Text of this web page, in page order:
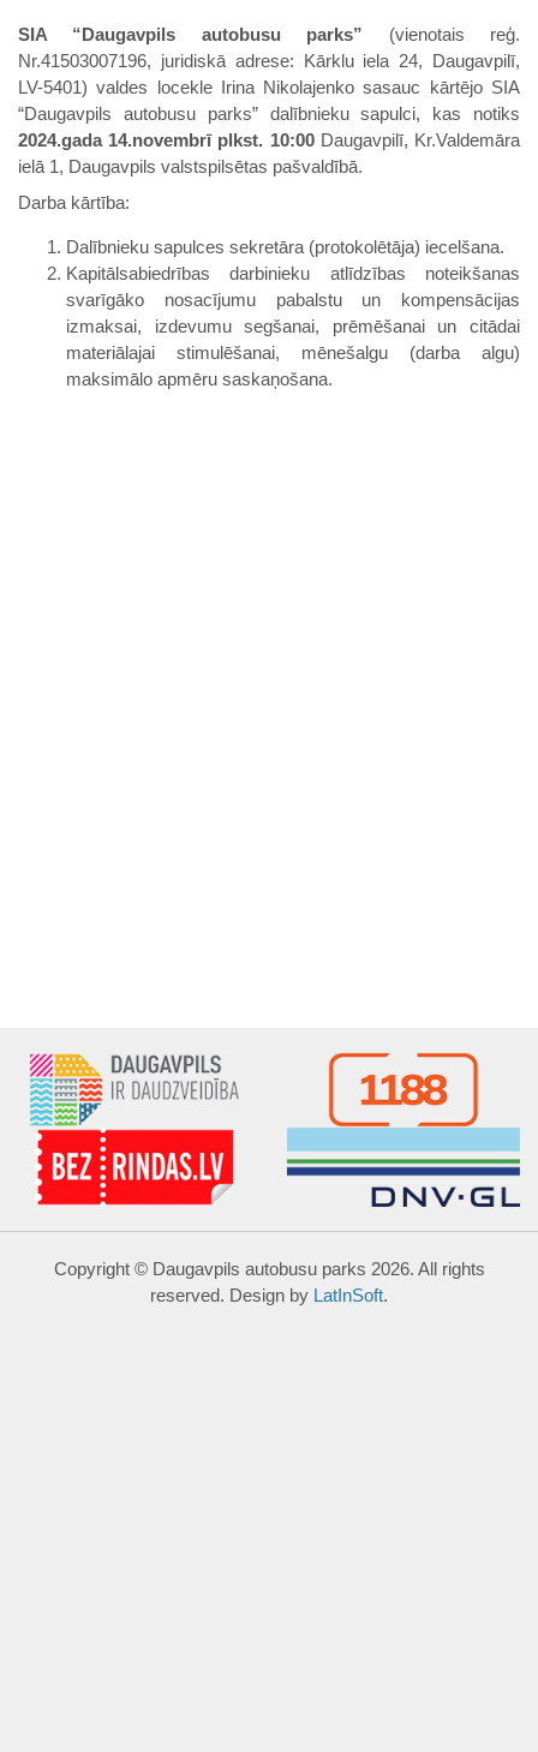
SIA “Daugavpils autobusu parks” (vienotais reģ.
Nr.41503007196, juridiskā adrese: Kārklu iela 24, Daugavpilī,
LV-5401) valdes locekle Irina Nikolajenko sasauc kārtējo SIA
“Daugavpils autobusu parks” dalībnieku sapulci, kas notiks
2024.gada 14.novembrī plkst. 10:00 Daugavpilī, Kr.Valdemāra
ielā 1, Daugavpils valstspilsētas pašvaldībā.
Darba kārtība:
Dalībnieku sapulces sekretāra (protokolētāja) iecelšana.
Kapitālsabiedrības darbinieku atlīdzības noteikšanas
svarīgāko nosacījumu pabalstu un kompensācijas
izmaksai, izdevumu segšanai, prēmēšanai un citādai
materiālajai stimulēšanai, mēnešalgu (darba algu)
maksimālo apmēru saskaņošana.
Copyright © Daugavpils autobusu parks 2026. All rights
reserved. Design by LatInSoft.